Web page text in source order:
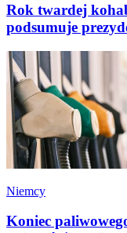
Rok twardej
podsumuje
Niemcy
Koniec